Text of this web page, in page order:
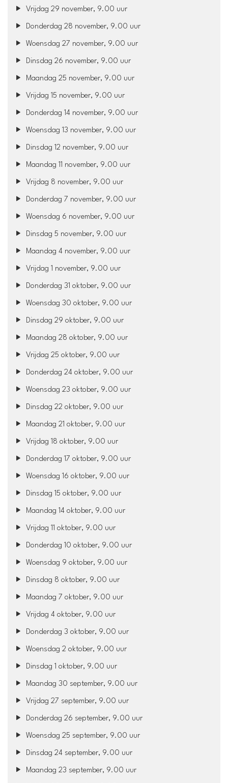
Vrijdag 29 november, 9.00 uur
Donderdag 28 november, 9.00 uur
Woensdag 27 november, 9.00 uur
Dinsdag 26 november, 9.00 uur
Maandag 25 november, 9.00 uur
Vrijdag 15 november, 9.00 uur
Donderdag 14 november, 9.00 uur
Woensdag 13 november, 9.00 uur
Dinsdag 12 november, 9.00 uur
Maandag 11 november, 9.00 uur
Vrijdag 8 november, 9.00 uur
Donderdag 7 november, 9.00 uur
Woensdag 6 november, 9.00 uur
Dinsdag 5 november, 9.00 uur
Maandag 4 november, 9.00 uur
Vrijdag 1 november, 9.00 uur
Donderdag 31 oktober, 9.00 uur
Woensdag 30 oktober, 9.00 uur
Dinsdag 29 oktober, 9.00 uur
Maandag 28 oktober, 9.00 uur
Vrijdag 25 oktober, 9.00 uur
Donderdag 24 oktober, 9.00 uur
Woensdag 23 oktober, 9.00 uur
Dinsdag 22 oktober, 9.00 uur
Maandag 21 oktober, 9.00 uur
Vrijdag 18 oktober, 9.00 uur
Donderdag 17 oktober, 9.00 uur
Woensdag 16 oktober, 9.00 uur
Dinsdag 15 oktober, 9.00 uur
Maandag 14 oktober, 9.00 uur
Vrijdag 11 oktober, 9.00 uur
Donderdag 10 oktober, 9.00 uur
Woensdag 9 oktober, 9.00 uur
Dinsdag 8 oktober, 9.00 uur
Maandag 7 oktober, 9.00 uur
Vrijdag 4 oktober, 9.00 uur
Donderdag 3 oktober, 9.00 uur
Woensdag 2 oktober, 9.00 uur
Dinsdag 1 oktober, 9.00 uur
Maandag 30 september, 9.00 uur
Vrijdag 27 september, 9.00 uur
Donderdag 26 september, 9.00 uur
Woensdag 25 september, 9.00 uur
Dinsdag 24 september, 9.00 uur
Maandag 23 september, 9.00 uur